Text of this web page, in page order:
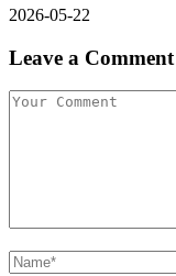
2026-05-22
Leave a Comment